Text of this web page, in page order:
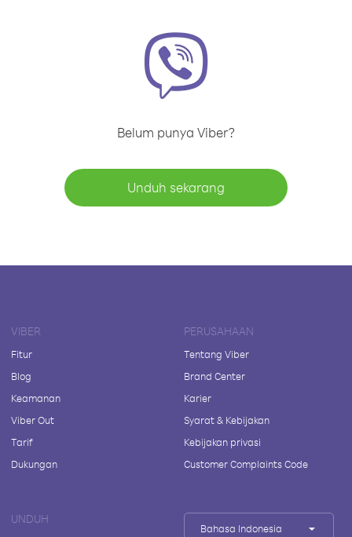
Belum punya Viber?
Unduh sekarang
VIBER
Fitur
Blog
Keamanan
Viber Out
Tarif
Dukungan
PERUSAHAAN
Tentang Viber
Brand Center
Karier
Syarat & Kebijakan
Kebijakan privasi
Customer Complaints Code
UNDUH
Bahasa Indonesia